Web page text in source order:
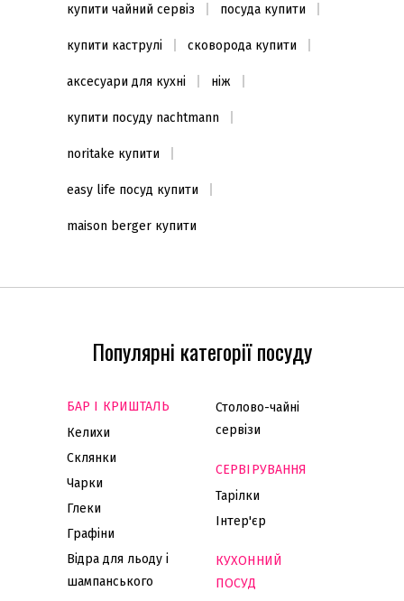
купити чайний сервіз посуда купити
купити каструлі сковорода купити
аксесуари для кухні ніж
купити посуду nachtmann
noritake купити
easy life посуд купити
maison berger купити
Популярні категорії посуду
БАР І КРИШТАЛЬ
Келихи
Склянки
Чарки
Глеки
Графіни
Відра для льоду і
шампанського
Столово-чайні
сервізи
СЕРВІРУВАННЯ
Тарілки
Інтер'єр
КУХОННИЙ
ПОСУД